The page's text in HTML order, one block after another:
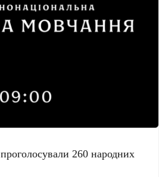
260 народних